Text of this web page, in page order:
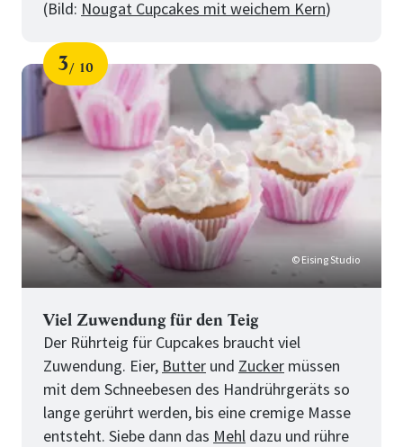
(Bild: Nougat Cupcakes mit weichem Kern)
Schritt
3
von
10
für
10
Tipps
für
perfekte
Cupcakes
© Eising Studio
Viel Zuwendung für den Teig
Der Rührteig für Cupcakes braucht viel
Zuwendung. Eier, Butter und Zucker müssen
mit dem Schneebesen des Handrührgeräts so
lange gerührt werden, bis eine cremige Masse
entsteht. Siebe dann das Mehl dazu und rühre